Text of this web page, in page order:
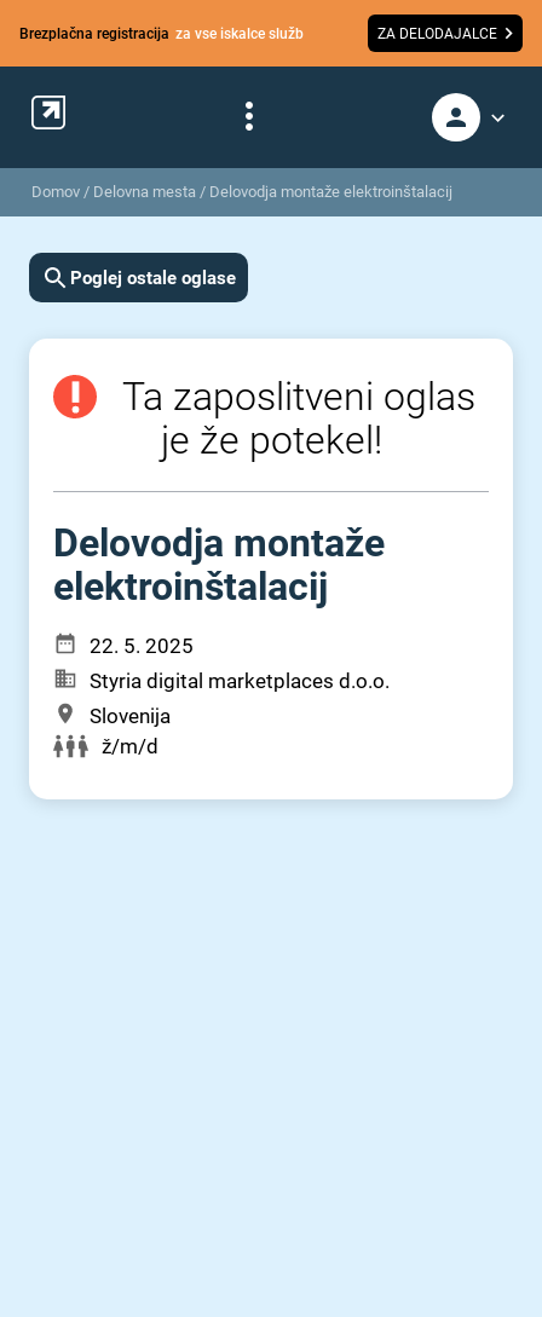
Brezplačna registracija za vse iskalce služb ZA DELODAJALCE
Domov / Delovna mesta / Delovodja montaže elektroinštalacij
Poglej ostale oglase
Ta zaposlitveni oglas
je že potekel!
Delovodja montaže
elektroinštalacij
22. 5. 2025
Styria digital marketplaces d.o.o.
Slovenija
ž/m/d